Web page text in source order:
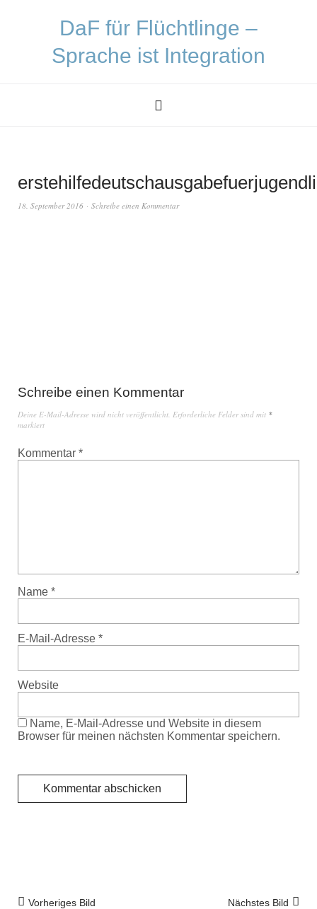
DaF für Flüchtlinge –
Sprache ist Integration
18. September 2016 Schreibe einen Kommentar
Schreibe einen Kommentar
Deine E-Mail-Adresse wird nicht veröffentlicht. Erforderliche Felder sind mit *
markiert
Kommentar *
Name *
E-Mail-Adresse *
Website
Name, E-Mail-Adresse und Website in diesem
Browser für meinen nächsten Kommentar speichern.
Nächstes Bild
Vorheriges Bild